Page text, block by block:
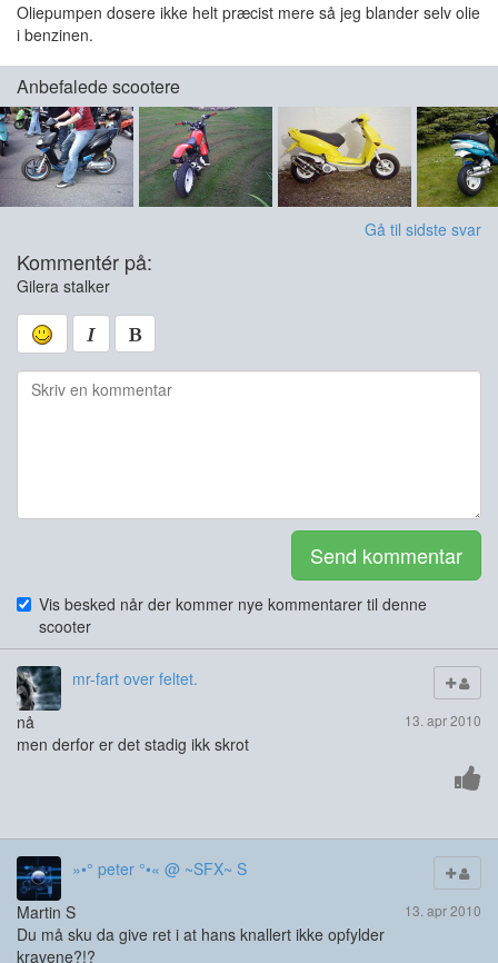
Oliepumpen dosere ikke helt præcist mere så jeg blander selv olie
i benzinen.
Anbefalede scootere
Gå til sidste svar
Kommentér på:
Gilera stalker
Send kommentar
Vis besked når der kommer nye kommentarer til denne
scooter
mr-fart over feltet.
13. apr 2010
nå
men derfor er det stadig ikk skrot
»•° peter °•« @ ~SFX~ S
13. apr 2010
Martin S
Du må sku da give ret i at hans knallert ikke opfylder
kravene?!?